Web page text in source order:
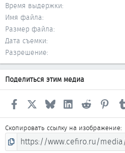
Время выдержки
Имя файла
Размер файла
Дата съемки
Разрешение
Поделиться этим медиа
Facebook Bluesky LinkedInReddit
Скопировать ссылку на изображение